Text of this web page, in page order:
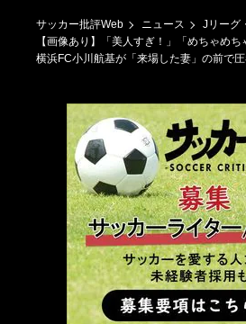
サッカー批評Web ニュース
Jリーグ
【画像あり】「美人すぎ！」「めちゃめち
横浜FC小川航基が「来場した妻」の前で